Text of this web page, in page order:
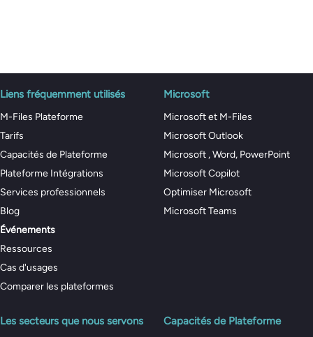
Liens fréquemment utilisés
M-Files Plateforme
Tarifs
Capacités de Plateforme
Plateforme Intégrations
Services professionnels
Blog
Événements
Ressources
Cas d'usages
Comparer les plateformes
Microsoft
Microsoft et M-Files
Microsoft Outlook
Microsoft , Word, PowerPoint
Microsoft Copilot
Optimiser Microsoft
Microsoft Teams
Les secteurs que nous servons Capacités de Plateforme